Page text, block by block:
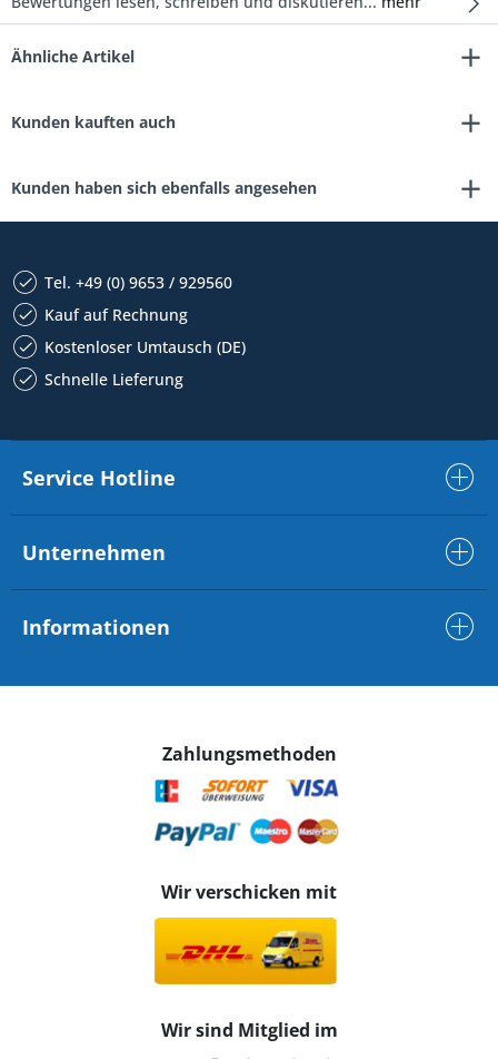
Ähnliche Artikel
Kunden kauften auch
Kunden haben sich ebenfalls angesehen
Tel. +49 (0) 9653 / 929560
Kauf auf Rechnung
Kostenloser Umtausch (DE)
Schnelle Lieferung
Service Hotline
Unternehmen
Informationen
Zahlungsmethoden
Wir verschicken mit
Wir sind Mitglied im